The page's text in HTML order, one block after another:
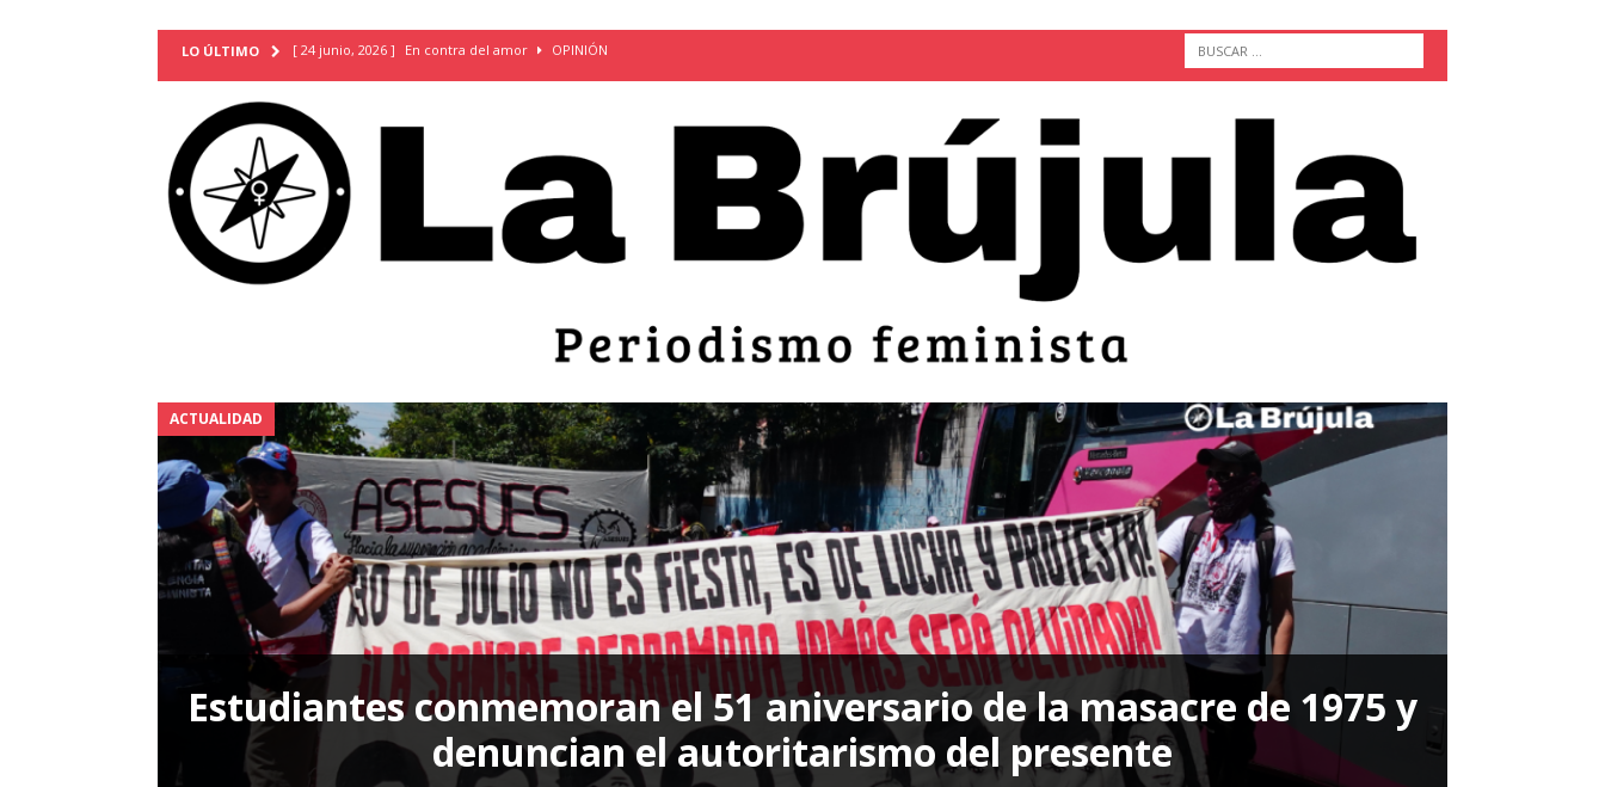
LO ÚLTIMO [ 24 junio, 2026 ] En contra del amor OPINIÓN
TERRITORIO
[ 21 febrero, 2026 ] Cuando la prevención de embarazos en niñas y adolescentes desaparece del territorio
INVESTIGACIONES
[ 31 julio, 2026 ] Estudiantes conmemoran el 51 aniversario de la masacre de 1975 y denuncian el
Piden mantener la libertad provisional de Sandra Leticia Hernández: víctima del régimen de
[ 28 julio, 2026 ] ARENA y FMLN apuestan por mujeres en sus fórmulas presidenciales para 2027
ACTUALIDAD
[ 24 julio, 2026 ] A María Hildaura le falló el Estado OPINIÓN
[ 28 julio, 2026 ] Más allá de los casos: cómo entender el VIH en El Salvador ACTUALIDAD
ACTUALIDAD
Estudiantes conmemoran el 51 aniversario de la masacre de 1975 y
denuncian el autoritarismo del presente